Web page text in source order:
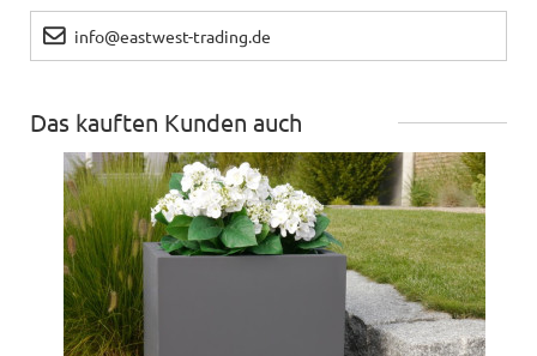
info@eastwest-trading.de
Das kauften Kunden auch